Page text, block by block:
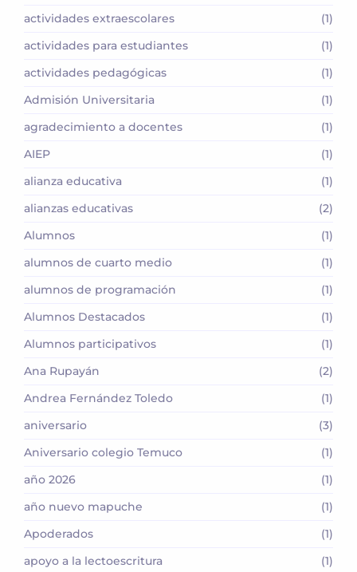
actividades extraescolares
(1)
actividades para estudiantes
(1)
actividades pedagógicas
(1)
Admisión Universitaria
(1)
agradecimiento a docentes
(1)
AIEP
(1)
alianza educativa
(1)
alianzas educativas
(2)
Alumnos
(1)
alumnos de cuarto medio
(1)
alumnos de programación
(1)
Alumnos Destacados
(1)
Alumnos participativos
(1)
Ana Rupayán
(2)
Andrea Fernández Toledo
(1)
aniversario
(3)
Aniversario colegio Temuco
(1)
año 2026
(1)
año nuevo mapuche
(1)
Apoderados
(1)
apoyo a la lectoescritura
(1)